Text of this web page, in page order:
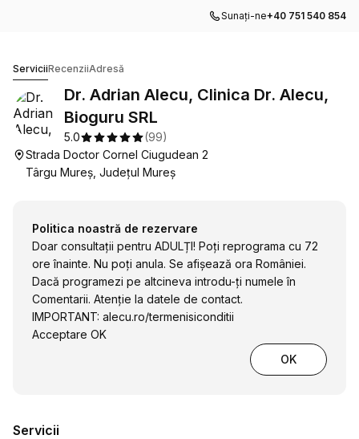
Sunați-ne+40 751 540 854
ServiciiRecenziiAdresă
Dr. Adrian Alecu, Clinica Dr. Alecu,
Bioguru SRL
5.0 (99)
Strada Doctor Cornel Ciugudean 2
Târgu Mureș, Județul Mureș
Politica noastră de rezervare
Doar consultații pentru ADULȚI! Poți reprograma cu 72
ore înainte. Nu poți anula. Se afișează ora României.
Dacă programezi pe altcineva introdu-ți numele în
Comentarii. Atenție la datele de contact.
IMPORTANT: alecu.ro/termenisiconditii
Acceptare OK
OK
Servicii